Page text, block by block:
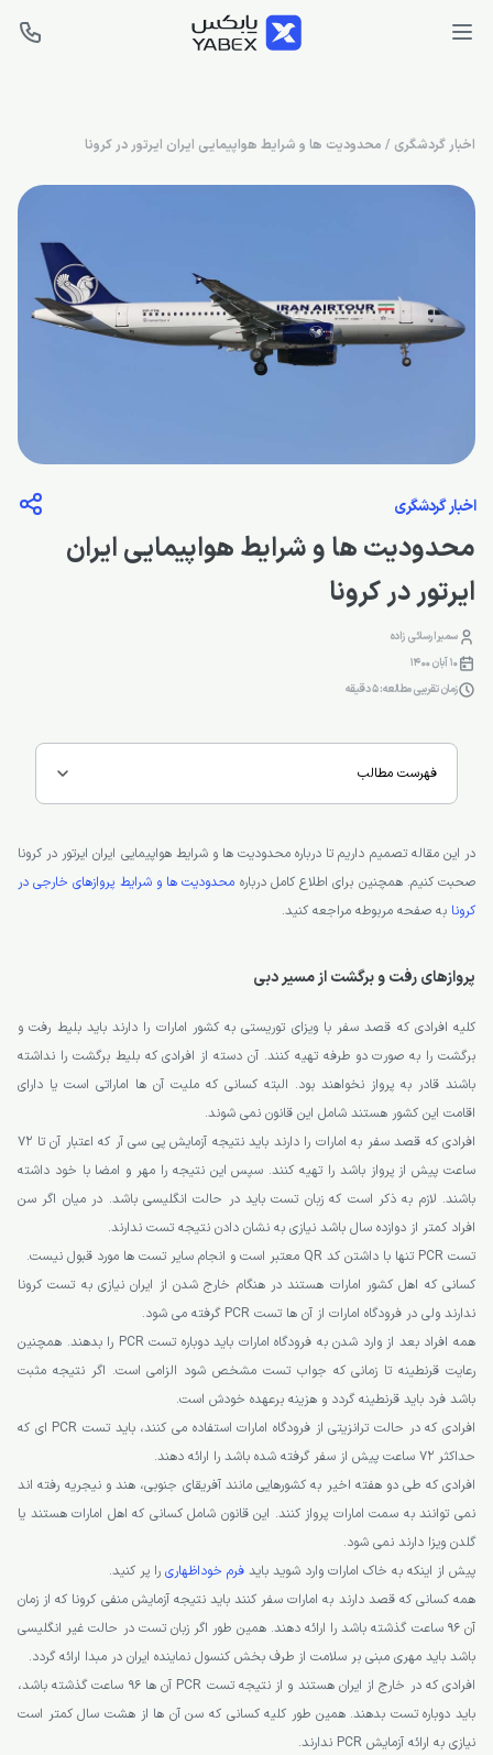
اخبار گردشگری / محدودیت ها و شرایط هواپیمایی ایران ایرتور در کرونا
اخبار گردشگری
محدودیت ها و شرایط هواپیمایی ایران
ایرتور در کرونا
سمیرا رسائی زاده
10 آبان 1400
زمان تقریبی مطالعه: 5 دقیقه
فهرست مطالب
در این مقاله تصمیم داریم تا درباره محدودیت ها و شرایط هواپیمایی ایران ایرتور در کرونا
صحبت کنیم. همچنین برای اطلاع کامل درباره محدودیت ها و شرایط پروازهای خارجی در
کرونا به صفحه مربوطه مراجعه کنید.
پروازهای رفت و برگشت از مسیر دبی
کلیه افرادی که قصد سفر با ویزای توریستی به کشور امارات را دارند باید بلیط رفت و
برگشت را به صورت دو طرفه تهیه کنند. آن دسته از افرادی که بلیط برگشت را نداشته
باشند قادر به پرواز نخواهند بود. البته کسانی که ملیت آن ها اماراتی است یا دارای
اقامت این کشور هستند شامل این قانون نمی شوند.
افرادی که قصد سفر به امارات را دارند باید نتیجه آزمایش پی سی آر که اعتبار آن تا 72
ساعت پیش از پرواز باشد را تهیه کنند. سپس این نتیجه را مهر و امضا با خود داشته
باشند. لازم به ذکر است که زبان تست باید در حالت انگلیسی باشد. در میان اگر سن
افراد کمتر از دوازده سال باشد نیازی به نشان دادن نتیجه تست ندارند.
تست PCR تنها با داشتن کد QR معتبر است و انجام سایر تست ها مورد قبول نیست.
کسانی که اهل کشور امارات هستند در هنگام خارج شدن از ایران نیازی به تست کرونا
ندارند ولی در فرودگاه امارات از آن ها تست PCR گرفته می شود.
همه افراد بعد از وارد شدن به فرودگاه امارات باید دوباره تست PCR را بدهند. همچنین
رعایت قرنطینه تا زمانی که جواب تست مشخص شود الزامی است. اگر نتیجه مثبت
باشد فرد باید قرنطینه گردد و هزینه برعهده خودش است.
افرادی که در حالت ترانزیتی از فرودگاه امارات استفاده می کنند، باید تست PCR ای که
حداکثر 72 ساعت پیش از سفر گرفته شده باشد را ارائه دهند.
افرادی که طی دو هفته اخیر به کشورهایی مانند آفریقای جنوبی، هند و نیجریه رفته اند
نمی توانند به سمت امارات پرواز کنند. این قانون شامل کسانی که اهل امارات هستند یا
گلدن ویزا دارند نمی شود.
پیش از اینکه به خاک امارات وارد شوید باید فرم خوداظهاری را پر کنید.
همه کسانی که قصد دارند به امارات سفر کنند باید نتیجه آزمایش منفی کرونا که از زمان
آن 96 ساعت گذشته باشد را ارائه دهند. همین طور اگر زبان تست در حالت غیر انگلیسی
باشد باید مهری مبنی بر سلامت از طرف بخش کنسول نماینده ایران در مبدا ارائه گردد.
افرادی که در خارج از ایران هستند و از نتیجه تست PCR آن ها 96 ساعت گذشته باشد،
باید دوباره تست بدهند. همین طور کلیه کسانی که سن آن ها از هشت سال کمتر است
نیازی به ارائه آزمایش PCR ندارند.